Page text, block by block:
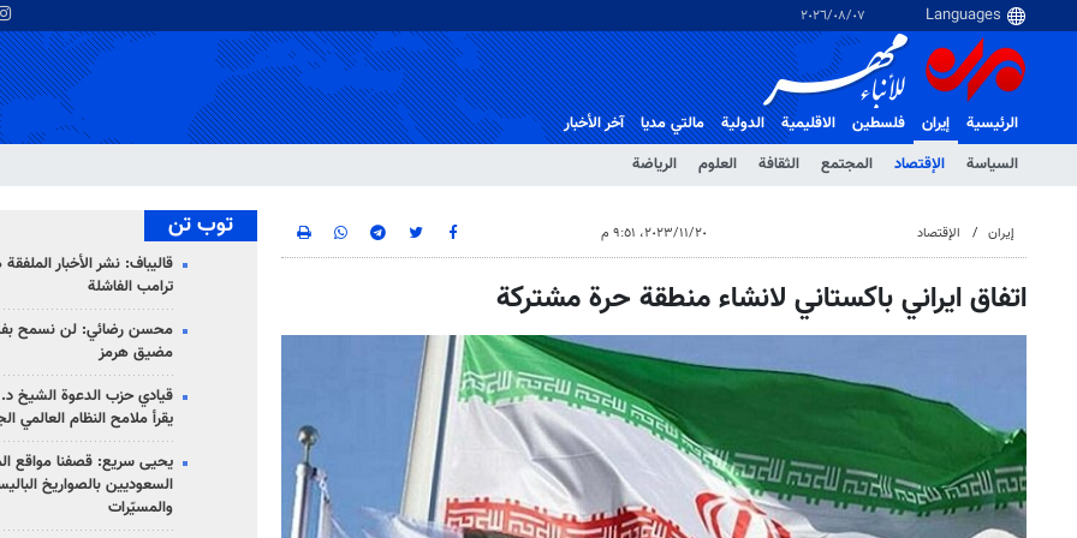
٠٧‏/٠٨‏/٢٠٢٦
الرئيسية
إيران
السياسة
الإقتصاد المجتمع الثقافة العلوم الرياضة
فلسطین الاقلیمیة الدولية مالتي مدیا آخر الأخبار
إيران الإقتصاد ٢٠‏/١١‏/٢٠٢٣، ٩:٥١ م
اتفاق ايراني باكستاني لانشاء منطقة حرة مشتركة
توب تن
قاليباف: نشر الأخبار
ترامب الفاشلة
محسن رضائي: لن نسمح
مضيق هرمز
قيادي حزب الدعوة الشيخ
يقرأ ملامح النظام العالمي
يحيى سريع: قصفنا مواقع
السعوديين بالصواريخ
والمسيّرات